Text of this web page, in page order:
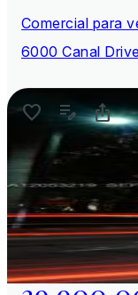
Comercial para
6000 Canal